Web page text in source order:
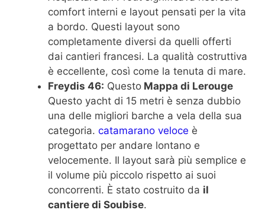
comfort interni e layout pensati per la vita
a bordo. Questi layout sono
completamente diversi da quelli offerti
dai cantieri francesi. La qualità costruttiva
è eccellente, così come la tenuta di mare.
Freydis 46: Questo Mappa di Lerouge
Questo yacht di 15 metri è senza dubbio
una delle migliori barche a vela della sua
categoria. catamarano veloce è
progettato per andare lontano e
velocemente. Il layout sarà più semplice e
il volume più piccolo rispetto ai suoi
concorrenti. È stato costruito da il
cantiere di Soubise.